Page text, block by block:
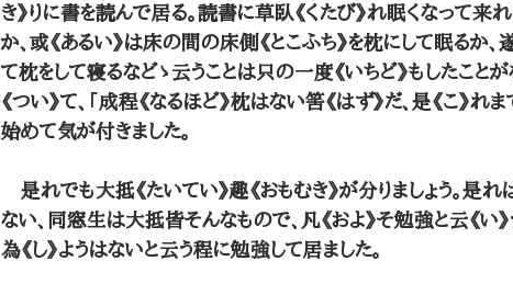
き》りに書を読んで居る。読書に草臥《くたび》れ眠くなって来
か、或《あるい》は床の間の床側《とこふち》を枕にして眠る
て枕をして寝るなどゝ云うことは只の一度《いちど》もしたこ
《つい》て、「成程《なるほど》枕はない筈《はず》だ、是《こ》
始めて気が付きました。
是れでも大抵《たいてい》趣《おもむき》が分りましょう。
ない、同窓生は大抵皆そんなもので、凡《およ》そ勉強と云《い
為《し》ようはないと云う程に勉強して居ました。